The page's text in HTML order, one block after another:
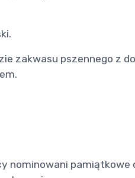
zakwasu pszennego z
nominowani pamiątkowe